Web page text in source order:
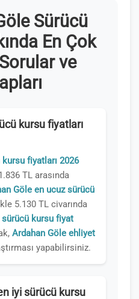
Sürücü
En Çok
ve
kursu fiyatları
fiyatları 2026
TL arasında
Göle en ucuz sürücü
5.130 TL civarında
sürücü kursu fiyat
Ardahan Göle ehliyet
yapabilirsiniz.
iyi sürücü kursu